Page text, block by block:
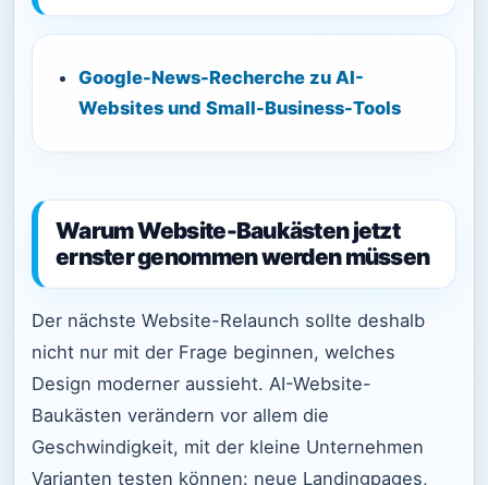
Google-News-Recherche zu AI-
Websites und Small-Business-Tools
Warum Website-Baukästen jetzt
ernster genommen werden müssen
Der nächste Website-Relaunch sollte deshalb
nicht nur mit der Frage beginnen, welches
Design moderner aussieht. AI-Website-
Baukästen verändern vor allem die
Geschwindigkeit, mit der kleine Unternehmen
Varianten testen können: neue Landingpages,